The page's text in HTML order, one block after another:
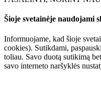
Šioje svetainėje naudojami
Informuojame, kad šioje
cookies). Sutikdami,
toliau. Savo duotą sutikimą
savo interneto naršyklės